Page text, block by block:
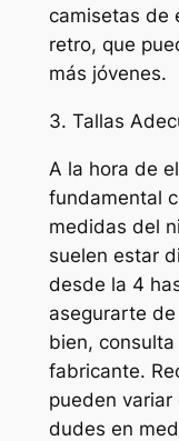
camisetas de
retro, que
más jóvenes.
3. Tallas
A la hora de
fundamental
medidas del
suelen estar
desde la 4
asegurarte
bien,
fabricante.
pueden
dudes en